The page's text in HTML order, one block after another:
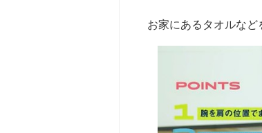
お家にあるタオルなど